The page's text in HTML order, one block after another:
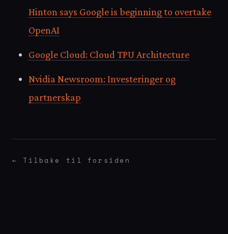
Hinton says Google is beginning to overtake
OpenAI
Google Cloud: Cloud TPU Architecture
Nvidia Newsroom: Investeringer og
partnerskap
← Tilbake til forsiden